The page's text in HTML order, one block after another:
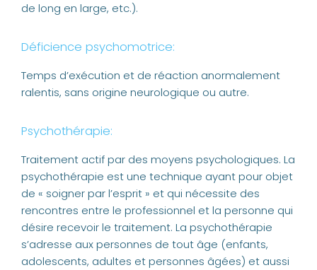
de long en large, etc.).
Déficience psychomotrice:
Temps d’exécution et de réaction anormalement
ralentis, sans origine neurologique ou autre.
Psychothérapie:
Traitement actif par des moyens psychologiques. La
psychothérapie est une technique ayant pour objet
de « soigner par l’esprit » et qui nécessite des
rencontres entre le professionnel et la personne qui
désire recevoir le traitement. La psychothérapie
s’adresse aux personnes de tout âge (enfants,
adolescents, adultes et personnes âgées) et aussi